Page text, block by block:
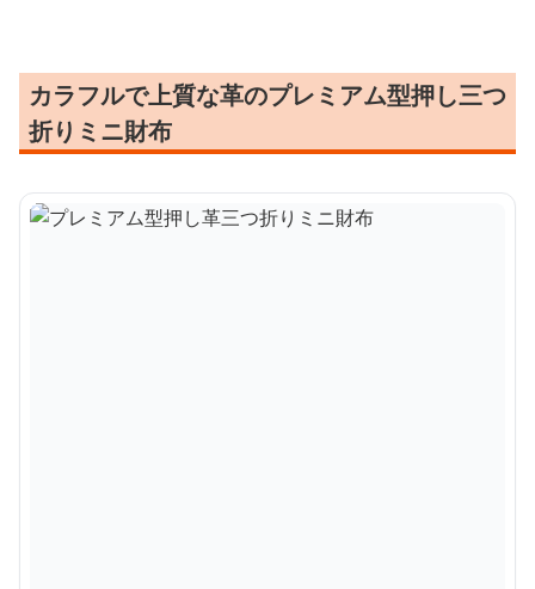
カラフルで上質な革のプレミアム型押し三つ
折りミニ財布